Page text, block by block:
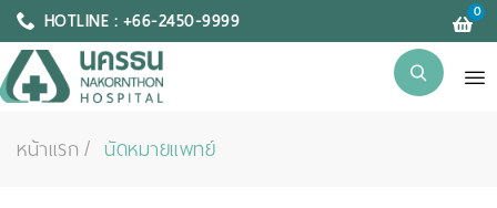
HOTLINE : +66-2450-9999 0
หน้าแรก นัดหมายแพทย์